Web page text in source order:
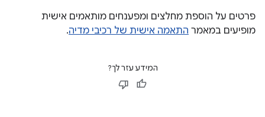
פרטים על הוספת מחלצים ומפענחים מותאמים אישית
מופיעים במאמר התאמה אישית של רכיבי מדיה.
המידע עזר לך?